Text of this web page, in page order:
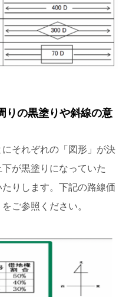
りの黒塗りや斜線の意
それぞれの「図形」が決
が黒塗りになっていた
りします。下記の路線価
ご参照ください。